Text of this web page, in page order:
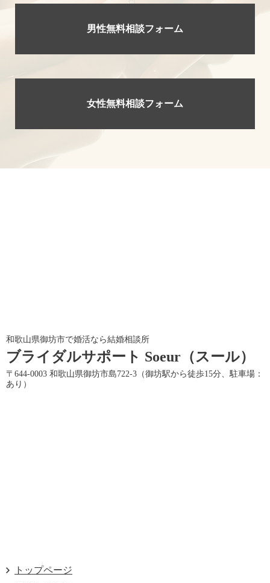
男性無料相談フォーム
女性無料相談フォーム
和歌山県御坊市で婚活なら結婚相談所
ブライダルサポート Soeur （スール）
〒644-0003 和歌山県御坊市島722-3（御坊駅から徒歩15分、駐車場：
あり）
トップページ